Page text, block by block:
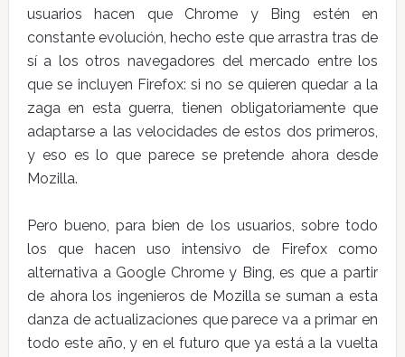
usuarios hacen que Chrome y Bing estén en
constante evolución, hecho este que arrastra tras de
sí a los otros navegadores del mercado entre los
que se incluyen Firefox: si no se quieren quedar a la
zaga en esta guerra, tienen obligatoriamente que
adaptarse a las velocidades de estos dos primeros,
y eso es lo que parece se pretende ahora desde
Mozilla.
Pero bueno, para bien de los usuarios, sobre todo
los que hacen uso intensivo de Firefox como
alternativa a Google Chrome y Bing, es que a partir
de ahora los ingenieros de Mozilla se suman a esta
danza de actualizaciones que parece va a primar en
todo este año, y en el futuro que ya está a la vuelta